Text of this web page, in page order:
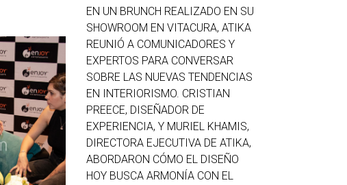
EN UN BRUNCH REALIZADO EN SU
SHOWROOM EN VITACURA, ATIKA
REUNIÓ A COMUNICADORES Y
EXPERTOS PARA CONVERSAR
SOBRE LAS NUEVAS TENDENCIAS
EN INTERIORISMO. CRISTIAN
PREECE, DISEÑADOR DE
EXPERIENCIA, Y MURIEL KHAMIS,
DIRECTORA EJECUTIVA DE ATIKA,
ABORDARON CÓMO EL DISEÑO
HOY BUSCA ARMONÍA CON EL